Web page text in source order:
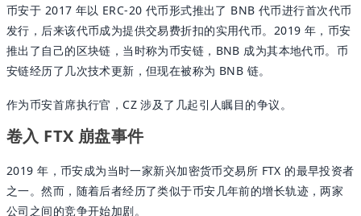
币安于 2017 年以 ERC-20 代币形式推出了 BNB 代币进行首次代币
发行，后来该代币成为提供交易费折扣的实用代币。2019 年，币安
推出了自己的区块链，当时称为币安链，BNB 成为其本地代币。币
安链经历了几次技术更新，但现在被称为 BNB 链。
作为币安首席执行官，CZ 涉及了几起引人瞩目的争议。
卷入 FTX 崩盘事件
2019 年，币安成为当时一家新兴加密货币交易所 FTX 的最早投资者
之一。然而，随着后者经历了类似于币安几年前的增长轨迹，两家
公司之间的竞争开始加剧。